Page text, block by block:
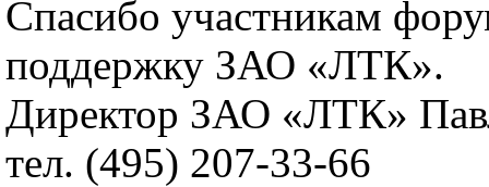
Спасибо участникам
поддержку ЗАО «ЛТК».
Директор ЗАО «ЛТК»
тел. (495) 207-33-66